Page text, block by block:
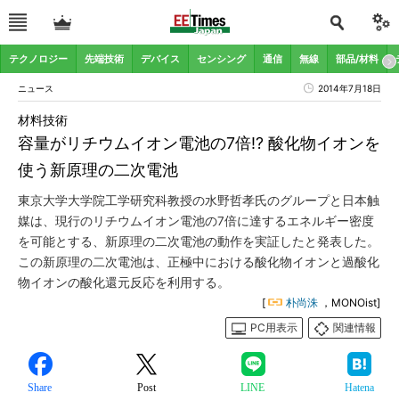
テクノロジー 先端技術 デバイス センシング 通信 無線 部品/材料
ニュース 2014年7月18日
容量がリチウムイオン電池の7倍!? 酸化物イオンを
使う新原理の二次電池
材料技術
東京大学大学院工学研究科教授の水野哲孝氏のグループと日本触
媒は、現行のリチウムイオン電池の7倍に達するエネルギー密度
を可能とする、新原理の二次電池の動作を実証したと発表した。
この新原理の二次電池は、正極中における酸化物イオンと過酸化
物イオンの酸化還元反応を利用する。
[ 朴尚洙 ，MONOist]
PC用表示
関連情報
Share Post LINE Hatena